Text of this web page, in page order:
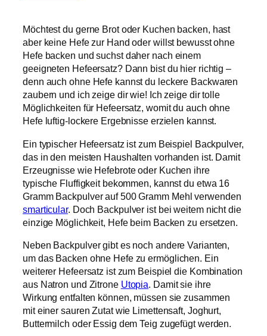
Möchtest du gerne Brot oder Kuchen backen, hast
aber keine Hefe zur Hand oder willst bewusst ohne
Hefe backen und suchst daher nach einem
geeigneten Hefeersatz? Dann bist du hier richtig –
denn auch ohne Hefe kannst du leckere Backwaren
zaubern und ich zeige dir wie! Ich zeige dir tolle
Möglichkeiten für Hefeersatz, womit du auch ohne
Hefe luftig-lockere Ergebnisse erzielen kannst.
Ein typischer Hefeersatz ist zum Beispiel Backpulver,
das in den meisten Haushalten vorhanden ist. Damit
Erzeugnisse wie Hefebrote oder Kuchen ihre
typische Fluffigkeit bekommen, kannst du etwa 16
Gramm Backpulver auf 500 Gramm Mehl verwenden
smarticular. Doch Backpulver ist bei weitem nicht die
einzige Möglichkeit, Hefe beim Backen zu ersetzen.
Neben Backpulver gibt es noch andere Varianten,
um das Backen ohne Hefe zu ermöglichen. Ein
weiterer Hefeersatz ist zum Beispiel die Kombination
aus Natron und Zitrone Utopia. Damit sie ihre
Wirkung entfalten können, müssen sie zusammen
mit einer sauren Zutat wie Limettensaft, Joghurt,
Buttermilch oder Essig dem Teig zugefügt werden.